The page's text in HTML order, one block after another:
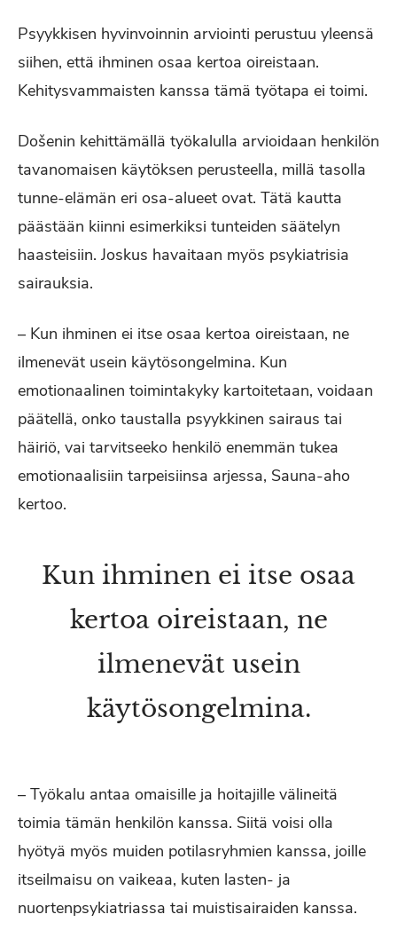
Psyykkisen hyvinvoinnin arviointi perustuu yleensä
siihen, että ihminen osaa kertoa oireistaan.
Kehitysvammaisten kanssa tämä työtapa ei toimi.
Došenin kehittämällä työkalulla arvioidaan henkilön
tavanomaisen käytöksen perusteella, millä tasolla
tunne-elämän eri osa-alueet ovat. Tätä kautta
päästään kiinni esimerkiksi tunteiden säätelyn
haasteisiin. Joskus havaitaan myös psykiatrisia
sairauksia.
– Kun ihminen ei itse osaa kertoa oireistaan, ne
ilmenevät usein käytösongelmina. Kun
emotionaalinen toimintakyky kartoitetaan, voidaan
päätellä, onko taustalla psyykkinen sairaus tai
häiriö, vai tarvitseeko henkilö enemmän tukea
emotionaalisiin tarpeisiinsa arjessa, Sauna-aho
kertoo.
Kun ihminen ei itse osaa
kertoa oireistaan, ne
ilmenevät usein
käytösongelmina.
– Työkalu antaa omaisille ja hoitajille välineitä
toimia tämän henkilön kanssa. Siitä voisi olla
hyötyä myös muiden potilasryhmien kanssa, joille
itseilmaisu on vaikeaa, kuten lasten- ja
nuortenpsykiatriassa tai muistisairaiden kanssa.